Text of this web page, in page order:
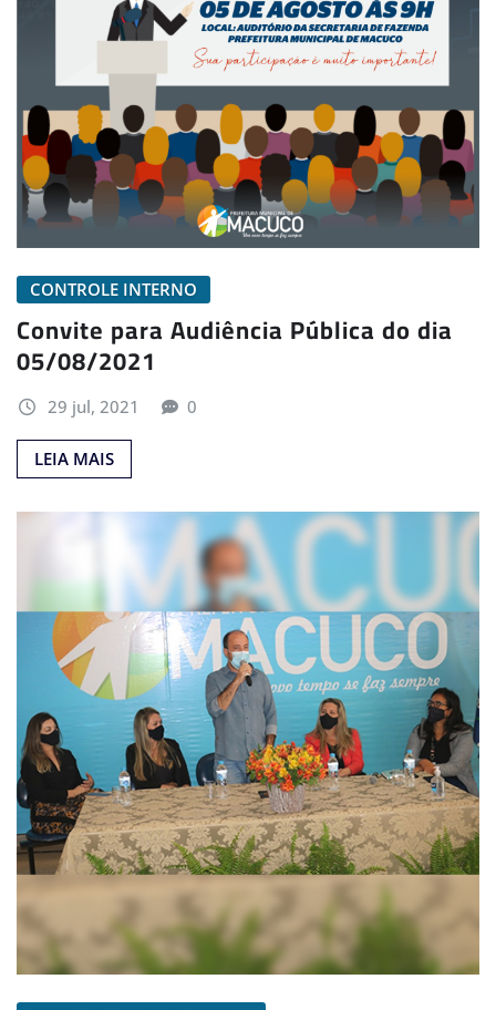
CONTROLE INTERNO
Convite para Audiência Pública do dia
05/08/2021
29 jul, 2021 0
LEIA MAIS